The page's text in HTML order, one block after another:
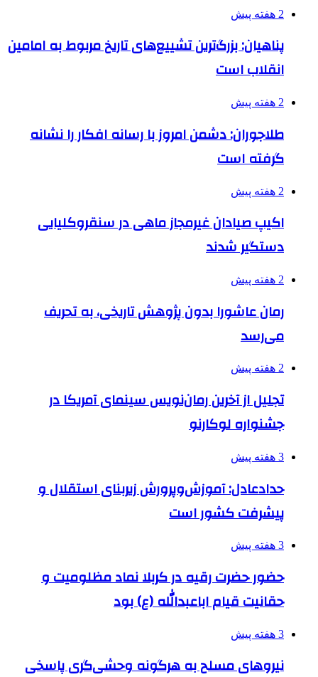
2 هفته پیش
پناهیان: بزرگ‌ترین تشییع‌های تاریخ مربوط به امامین
انقلاب است
2 هفته پیش
طلاجوران: دشمن امروز با رسانه افکار را نشانه
گرفته است
2 هفته پیش
اکیپ صیادان غیرمجاز ماهی در سنقروکلیایی
دستگیر شدند
2 هفته پیش
رمان عاشورا بدون پژوهش تاریخی، به تحریف
می‌رسد
2 هفته پیش
تجلیل از آخرین رمان‌نویس سینمای آمریکا در
جشنواره لوکارنو
3 هفته پیش
حدادعادل: آموزش‌وپرورش زیربنای استقلال و
پیشرفت کشور است
3 هفته پیش
حضور حضرت رقیه در کربلا نماد مظلومیت و
حقانیت قیام اباعبدالله (ع) بود
3 هفته پیش
نیروهای مسلح به هرگونه وحشی‌گری پاسخی